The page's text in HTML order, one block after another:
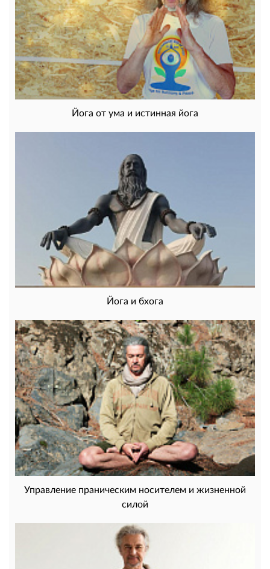
Йога от ума и истинная йога
Йога и бхога
Управление праническим носителем и жизненной
силой